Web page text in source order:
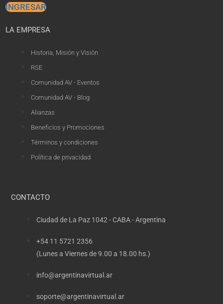
INGRESAR
LA EMPRESA
Historia, Misión y Visión
RSE
Comunidad AV - Eventos
Comunidad AV - Blog
Alianzas
Beneficios y Promociones
Términos y condiciones
Política de privacidad
CONTACTO
Ciudad de La Paz 1042 - CABA - Argentina
+54 11 5721 2356
(Lunes a Viernes de 9.00 a 18.00 hs.)
info@argentinavirtual.ar
soporte@argentinavirtual.ar